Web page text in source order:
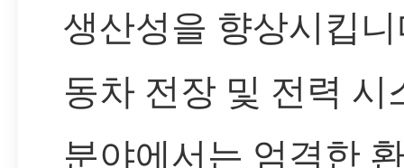
생산성을 향상시킵
동차 전장 및 전력 시
분야에서는 엄격한